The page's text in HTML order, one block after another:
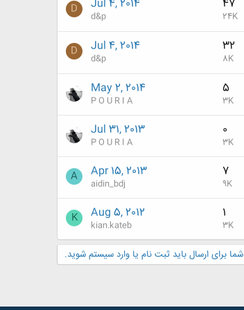
47
24K
Jul 4, 2014
d&p
D
32
8K
Jul 4, 2014
d&p
D
5
3K
May 2, 2014
P O U R I A
0
3K
Jul 31, 2013
P O U R I A
7
9K
Apr 15, 2013
aidin_bdj
A
1
3K
Aug 5, 2012
kian.kateb
K
شما برای ارسال باید ثبت نام یا وارد سیستم شوید.